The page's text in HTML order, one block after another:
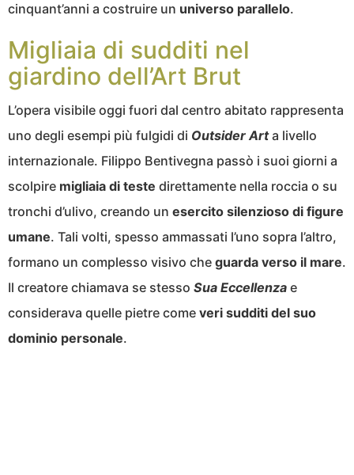
cinquant’anni a costruire un universo parallelo.
Migliaia di sudditi nel
giardino dell’Art Brut
L’opera visibile oggi fuori dal centro abitato rappresenta
uno degli esempi più fulgidi di Outsider Art a livello
internazionale. Filippo Bentivegna passò i suoi giorni a
scolpire migliaia di teste direttamente nella roccia o su
tronchi d’ulivo, creando un esercito silenzioso di figure
umane. Tali volti, spesso ammassati l’uno sopra l’altro,
formano un complesso visivo che guarda verso il mare.
Il creatore chiamava se stesso Sua Eccellenza e
considerava quelle pietre come veri sudditi del suo
dominio personale.